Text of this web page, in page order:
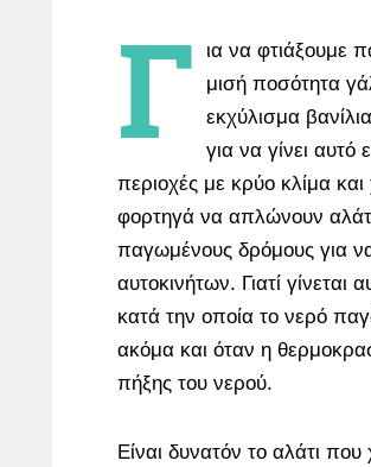
Γ
ια να φτιάξουμε
μισή ποσότητα
εκχύλισμα
για να γίνει αυτό
περιοχές με κρύο κλίμα και
φορτηγά να απλώνουν
παγωμένους δρόμους για
αυτοκινήτων. Γιατί
κατά την οποία το νερό
ακόμα και όταν η
πήξης του νερού.
Είναι δυνατόν το αλάτι που